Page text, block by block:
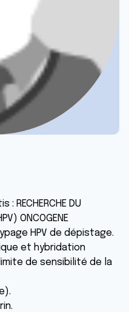
DU
ONCOGENE
HPV de dépistage.
et hybridation
de sensibilité de la